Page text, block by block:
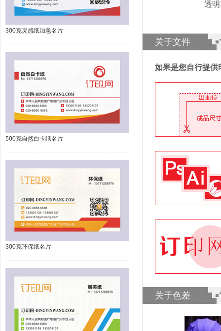
300克灵感纸加急名片
500克自然白卡纸名片
300克环保纸名片
关于文件
如果是您自行提供
关于色差